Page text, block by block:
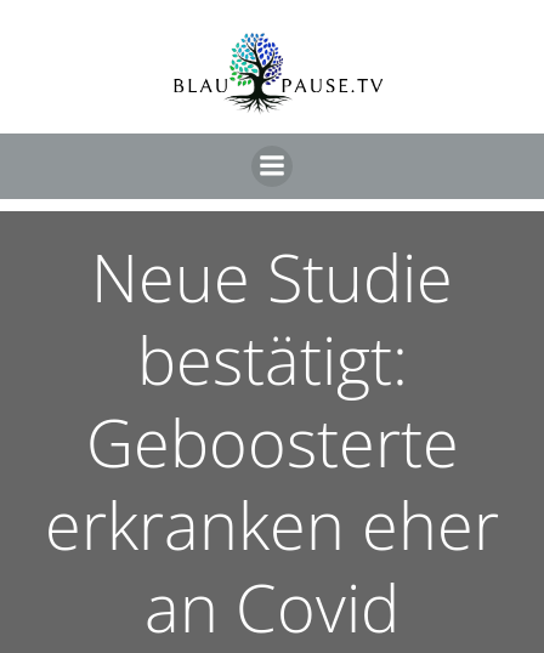
Neue Studie
bestätigt:
Geboosterte
erkranken eher
an Covid